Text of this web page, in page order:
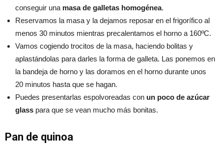
conseguir una masa de galletas homogénea.
Reservamos la masa y la dejamos reposar en el frigorífico al
menos 30 minutos mientras precalentamos el horno a 160ºC.
Vamos cogiendo trocitos de la masa, haciendo bolitas y
aplastándolas para darles la forma de galleta. Las ponemos en
la bandeja de horno y las doramos en el horno durante unos
20 minutos hasta que se hagan.
Puedes presentarlas espolvoreadas con un poco de azúcar
glass para que se vean mucho más bonitas.
Pan de quinoa